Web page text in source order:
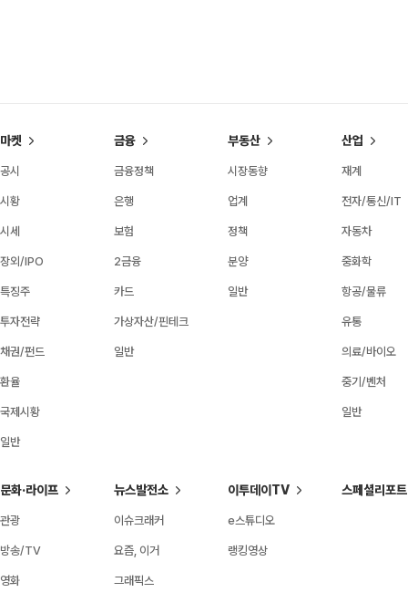
마켓
공시
시황
시세
장외/IPO
특징주
투자전략
채권/펀드
환율
국제시황
일반
금융
금융정책
은행
보험
2금융
카드
가상자산/핀테크
일반
부동산
시장동향
업계
정책
분양
일반
산업
재계
전자/통신/IT
자동차
중화학
항공/물류
유통
의료/바이오
중기/벤처
일반
문화·라이프
관광
방송/TV
영화
뉴스발전소
이슈크래커
요즘, 이거
그래픽스
이투데이TV
e스튜디오
랭킹영상
스페셜리포트